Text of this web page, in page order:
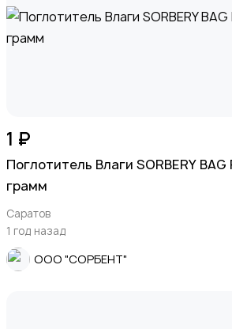
1 ₽
Поглотитель Влаги SORBERY BAG
грамм
Саратов
1 год назад
ООО "СОРБЕНТ"